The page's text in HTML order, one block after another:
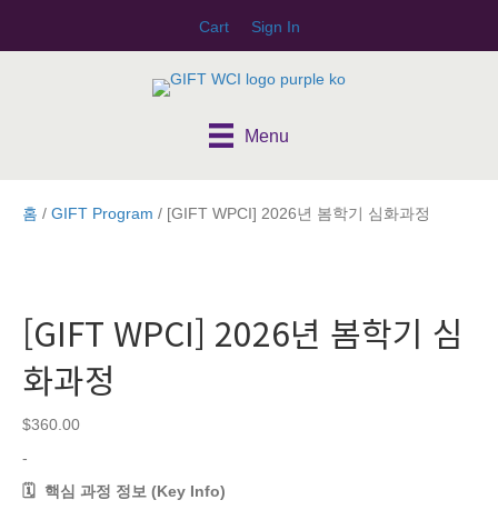
Cart Sign In
Menu
홈 / GIFT Program / [GIFT WPCI] 2026년 봄학기 심화과정
[GIFT WPCI] 2026년 봄학기 심
화과정
$360.00
-
🗓 ️ 핵심 과정 정보 (Key Info)